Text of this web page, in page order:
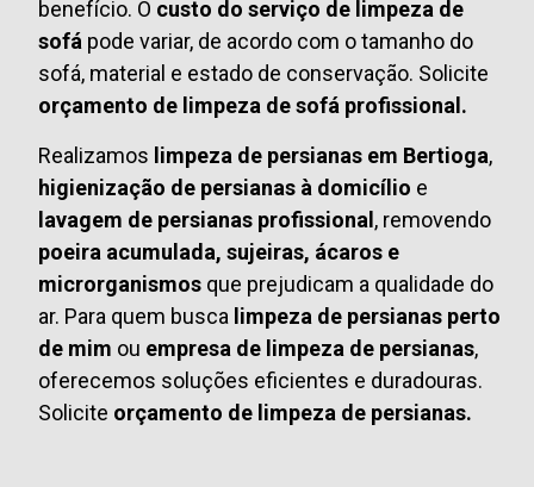
benefício. O custo do serviço de limpeza de
sofá pode variar, de acordo com o tamanho do
sofá, material e estado de conservação. Solicite
orçamento de limpeza de sofá profissional.
Realizamos limpeza de persianas em Bertioga,
higienização de persianas à domicílio e
lavagem de persianas profissional, removendo
poeira acumulada, sujeiras, ácaros e
microrganismos que prejudicam a qualidade do
ar. Para quem busca limpeza de persianas perto
de mim ou empresa de limpeza de persianas,
oferecemos soluções eficientes e duradouras.
Solicite orçamento de limpeza de persianas.